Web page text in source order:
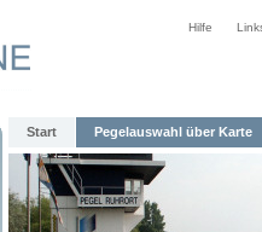
Hilfe
Start Pegelauswahl über Karte